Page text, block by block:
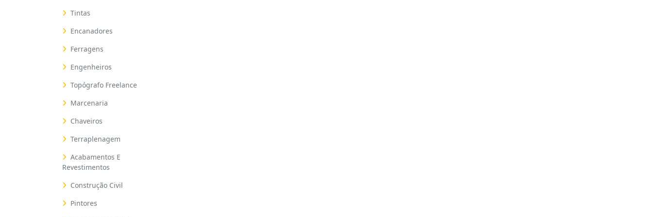
Tintas
Encanadores
Ferragens
Engenheiros
Topógrafo Freelance
Marcenaria
Chaveiros
Terraplenagem
Acabamentos E
Revestimentos
Construção Civil
Pintores